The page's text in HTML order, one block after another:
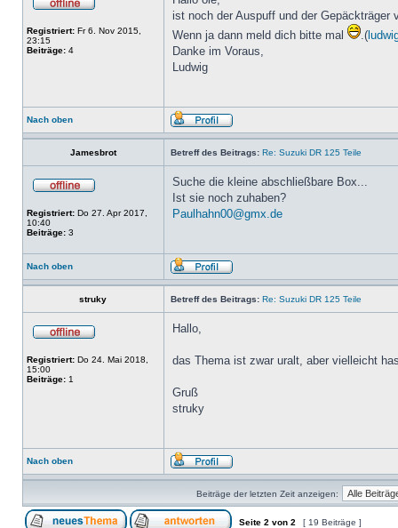
Registriert: Fr 6. Nov 2015,
23:15
Beiträge: 4
ist noch der Auspuff und der Gepäckträger
Wenn ja dann meld dich bitte mal
.(
Danke im Voraus,
Ludwig
Nach oben
Jamesbrot Betreff des Beitrags: Re: Suzuki DR 125 Teile
Registriert: Do 27. Apr 2017,
10:40
Beiträge: 3
Suche die kleine abschließbare Box...
Ist sie noch zuhaben?
Paulhahn00@gmx.de
Nach oben
struky Betreff des Beitrags: Re: Suzuki DR 125 Teile
Registriert: Do 24. Mai 2018,
15:00
Beiträge: 1
Hallo,
das Thema ist zwar uralt, aber vielleicht
Gruß
struky
Nach oben
Beiträge der letzten Zeit anzeigen:
Seite 2 von 2 [ 19 Beiträge ]